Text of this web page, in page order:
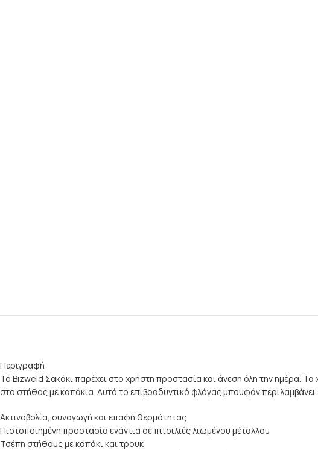
Περιγραφή
Το Bizweld Σακάκι παρέχει στο χρήστη προστασία και άνεση όλη την ημέρα.
στο στήθος με καπάκια. Αυτό το επιβραδυντικό φλόγας μπουφάν
Ακτινοβολία, συναγωγή και επαφή θερμότητας
Πιστοποιημένη προστασία ενάντια σε πιτσιλιές λιωμένου μέταλλου
Τσέπη στήθους με καπάκι και τρουκ